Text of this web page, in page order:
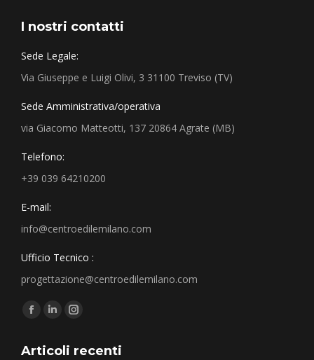
I nostri contatti
Sede Legale:
Via Giuseppe e Luigi Olivi, 3 31100 Treviso (TV)
Sede Amministrativa/operativa
via Giacomo Matteotti, 137 20864 Agrate (MB)
Telefono:
+39 039 64210200
E-mail:
info@centroedilemilano.com
Ufficio Tecnico :
progettazione@centroedilemilano.com
Find us on:
Articoli recenti